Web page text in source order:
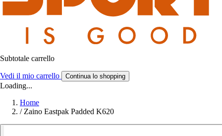
Subtotale carrello
Vedi il mio carrello Continua lo shopping
Loading...
Home
/ Zaino Eastpak Padded K620